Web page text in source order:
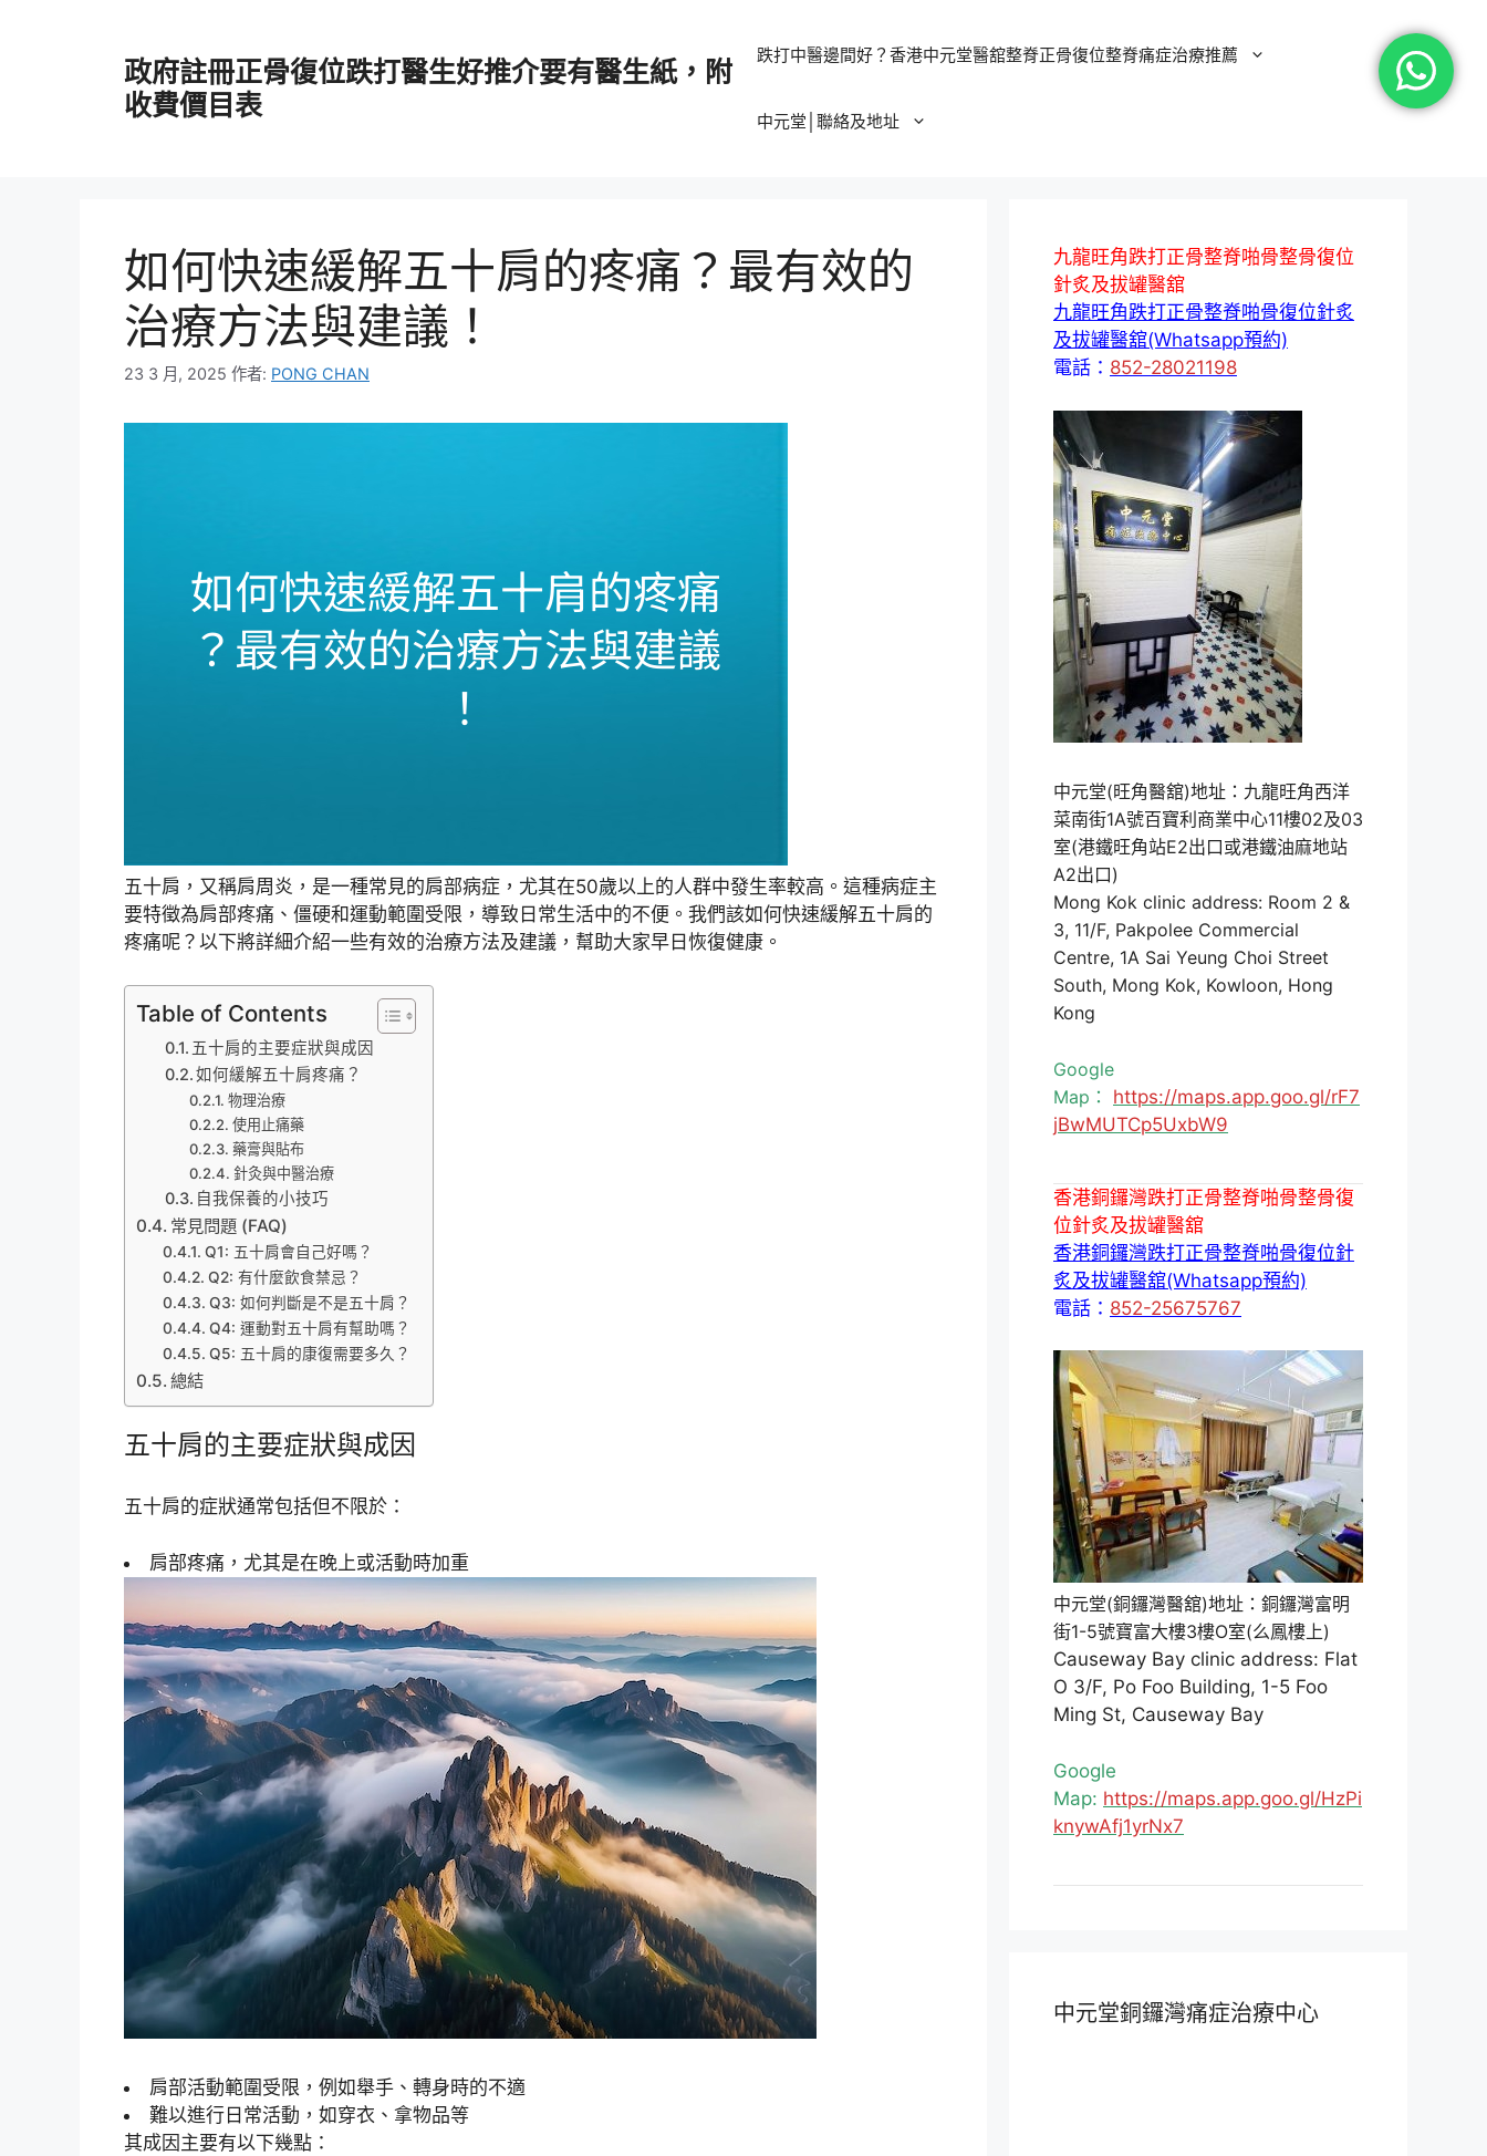
政府註冊正骨復位跌打醫生好推介要有醫生紙，附
收費價目表
跌打中醫邊間好？香港中元堂醫舘整脊正骨復位整脊痛症治療推薦
中元堂│聯絡及地址
如何快速緩解五十肩的疼痛？最有效的
治療方法與建議！
23 3 月, 2025 作者: PONG CHAN
五十肩，又稱肩周炎，是一種常見的肩部病症，尤其在50歲以上的人群中發生率較高。這種病症主
要特徵為肩部疼痛、僵硬和運動範圍受限，導致日常生活中的不便。我們該如何快速緩解五十肩的
疼痛呢？以下將詳細介紹一些有效的治療方法及建議，幫助大家早日恢復健康。
Table of Contents
五十肩的主要症狀與成因
如何緩解五十肩疼痛？
物理治療
使用止痛藥
藥膏與貼布
針灸與中醫治療
自我保養的小技巧
常見問題 (FAQ)
Q1: 五十肩會自己好嗎？
Q2: 有什麼飲食禁忌？
Q3: 如何判斷是不是五十肩？
Q4: 運動對五十肩有幫助嗎？
Q5: 五十肩的康復需要多久？
總結
五十肩的主要症狀與成因
五十肩的症狀通常包括但不限於：
肩部疼痛，尤其是在晚上或活動時加重
肩部活動範圍受限，例如舉手、轉身時的不適
難以進行日常活動，如穿衣、拿物品等
其成因主要有以下幾點：
九龍旺角跌打正骨整脊啪骨整骨復位
針炙及拔罐醫舘
九龍旺角跌打正骨整脊啪骨復位針炙
及拔罐醫舘(Whatsapp預約)
電話： 852-28021198
中元堂(旺角醫舘)地址：九龍旺角西洋
菜南街1A號百寶利商業中心11樓02及03
室(港鐵旺角站E2出口或港鐵油麻地站
A2出口)
Mong Kok clinic address: Room 2 &
3, 11/F, Pakpolee Commercial
Centre, 1A Sai Yeung Choi Street
South, Mong Kok, Kowloon, Hong
Kong
Google
Map： https://maps.app.goo.gl/rF7
jBwMUTCp5UxbW9
香港銅鑼灣跌打正骨整脊啪骨整骨復
位針炙及拔罐醫舘
香港銅鑼灣跌打正骨整脊啪骨復位針
炙及拔罐醫舘(Whatsapp預約)
電話： 852-25675767
中元堂(銅鑼灣醫舘)地址：銅鑼灣富明
街1-5號寶富大樓3樓O室(么鳳樓上)
Causeway Bay clinic address: Flat
O 3/F, Po Foo Building, 1-5 Foo
Ming St, Causeway Bay
Google
Map: https://maps.app.goo.gl/HzPi
knywAfj1yrNx7
中元堂銅鑼灣痛症治療中心